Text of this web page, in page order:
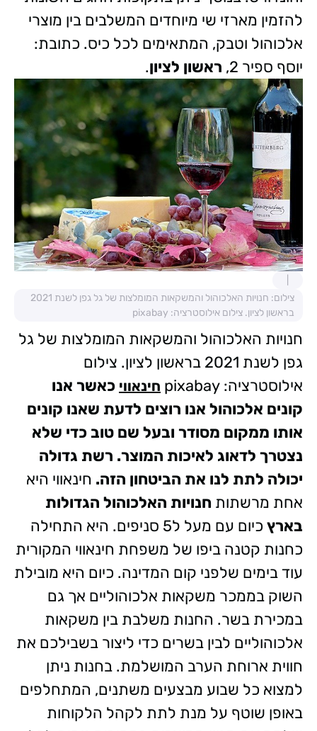
להזמין מארזי שי מיוחדים המשלבים בין מוצרי
אלכוהול וטבק, המתאימים לכל כיס. כתובת:
יוסף ספיר 2,
ראשון לציון.
צילום: חנויות האלכוהול והמשקאות המומלצות של גל גפן לשנת 2021
בראשון לציון. צילום אילוסטרציה: pixabay
חנויות האלכוהול והמשקאות המומלצות של גל
גפן לשנת 2021 בראשון לציון. צילום
אילוסטרציה: pixabay
חינאווי כאשר אנו
קונים אלכוהול אנו רוצים לדעת שאנו קונים
אותו ממקום מסודר ובעל שם טוב כדי שלא
נצטרך לדאוג לאיכות המוצר. רשת גדולה
יכולה לתת לנו את הביטחון הזה. חינאווי היא
אחת מרשתות חנויות האלכוהול הגדולות
בארץ
כיום עם מעל ל5 סניפים. היא התחילה
כחנות קטנה ביפו של משפחת חינאווי המקורית
עוד בימים שלפני קום המדינה. כיום היא מובילת
השוק בממכר משקאות אלכוהוליים אך גם
במכירת בשר. החנות משלבת בין משקאות
אלכוהוליים לבין בשרים כדי ליצור בשבילכם את
חווית ארוחת הערב המושלמת. בחנות ניתן
למצוא כל שבוע מבצעים משתנים, המתחלפים
באופן שוטף על מנת לתת לקהל הלקוחות